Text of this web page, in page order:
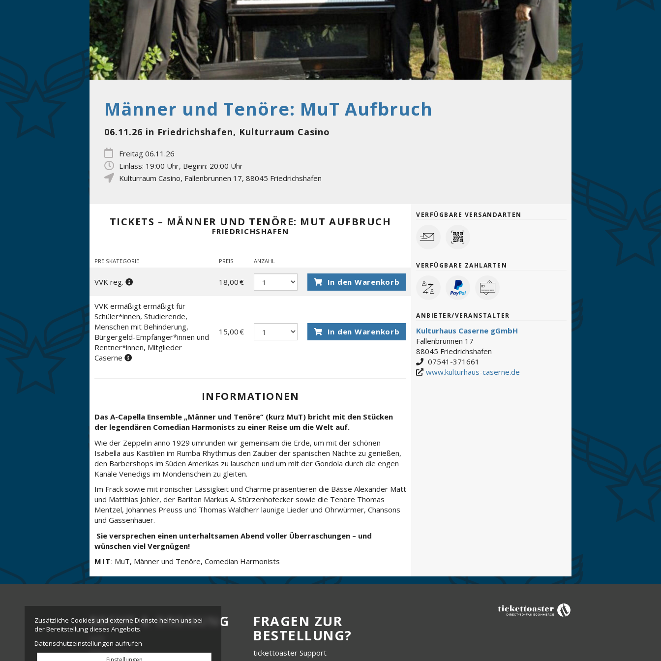
Männer und Tenöre: MuT Aufbruch
06.11.26 in Friedrichshafen, Kulturraum Casino
Freitag 06.11.26
Einlass: 19:00 Uhr, Beginn: 20:00 Uhr
Kulturraum Casino, Fallenbrunnen 17, 88045 Friedrichshafen
TICKETS – MÄNNER UND TENÖRE: MUT AUFBRUCH
FRIEDRICHSHAFEN
PREISKATEGORIE PREIS ANZAHL
VVK reg. 18,00 € In den Warenkorb
VVK ermäßigt ermäßigt für
Schüler*innen, Studierende,
Menschen mit Behinderung,
Bürgergeld-Empfänger*innen und
Rentner*innen, Mitglieder
Caserne
15,00 € In den Warenkorb
INFORMATIONEN
Das A-Capella Ensemble „Männer und Tenöre“ (kurz MuT) bricht mit den Stücken
der legendären Comedian Harmonists zu einer Reise um die Welt auf.
Wie der Zeppelin anno 1929 umrunden wir gemeinsam die Erde, um mit der schönen
Isabella aus Kastilien im Rumba Rhythmus den Zauber der spanischen Nächte zu genießen,
den Barbershops im Süden Amerikas zu lauschen und um mit der Gondola durch die engen
Kanäle Venedigs im Mondenschein zu gleiten.
Im Frack sowie mit ironischer Lässigkeit und Charme präsentieren die Bässe Alexander Matt
und Matthias Johler, der Bariton Markus A. Stürzenhofecker sowie die Tenöre Thomas
Mentzel, Johannes Preuss und Thomas Waldherr launige Lieder und Ohrwürmer, Chansons
und Gassenhauer.
Sie versprechen einen unterhaltsamen Abend voller Überraschungen – und
wünschen viel Vergnügen!
MIT: MuT, Männer und Tenöre, Comedian Harmonists
VERFÜGBARE VERSANDARTEN
VERFÜGBARE ZAHLARTEN
ANBIETER/VERANSTALTER
Kulturhaus Caserne gGmbH
Fallenbrunnen 17
88045 Friedrichshafen
07541-371661
www.kulturhaus-caserne.de
RECHT & ORDNUNG
Impressum
FRAGEN ZUR
BESTELLUNG?
tickettoaster Support
Zusätzliche Cookies und externe Dienste helfen uns bei
der Bereitstellung dieses Angebots.
Datenschutzeinstellungen aufrufen